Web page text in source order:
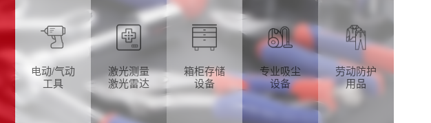
电动/气动
工具
激光测量
激光雷达
箱柜存储
设备
专业吸尘
设备
劳动防护
用品